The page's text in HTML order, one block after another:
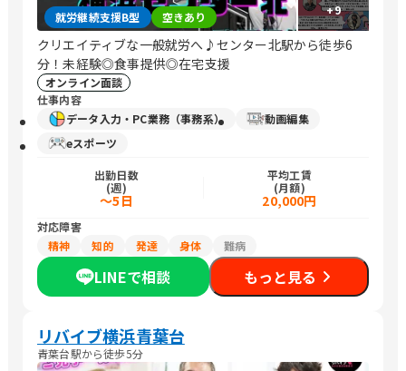
+9
就労継続支援B型 空きあり
クリエイティブな一般就労へ♪センター北駅から徒歩6
分！未経験◎食事提供◎在宅支援
オンライン面談
仕事内容
データ入力・PC業務（事務系）
動画編集
eスポーツ
出勤日数
(週)
～5日
平均工賃
(月額)
20,000円
対応障害
精神
知的 発達 身体 難病
LINEで相談 もっと見る
リバイブ横浜青葉台
青葉台駅から徒歩5分